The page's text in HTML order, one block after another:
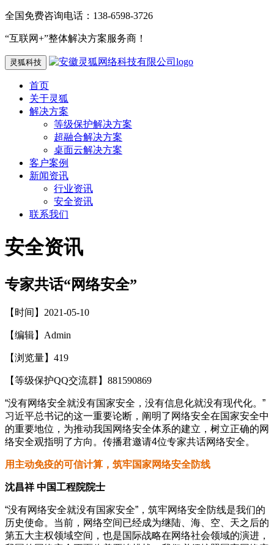
全国免费咨询电话：138-6598-3726
“互联网+”整体解决方案服务商！
灵狐科技
首页
关于灵狐
解决方案
等级保护解决方案
超融合解决方案
桌面云解决方案
客户案例
新闻资讯
行业资讯
安全资讯
联系我们
安全资讯
专家共话“网络安全”
【时间】2021-05-10
【编辑】Admin
【浏览量】 419
【等级保护QQ交流群】881590869
“没有网络安全就没有国家安全，没有信息化就没有现代化。”
习近平总书记的这一重要论断，阐明了网络安全在国家安全中
的重要地位，为推动我国网络安全体系的建立，树立正确的网
络安全观指明了方向。传播君邀请4位专家共话网络安全。
用主动免疫的可信计算，筑牢国家网络安全防线
沈昌祥 中国工程院院士
“没有网络安全就没有国家安全”，筑牢网络安全防线是我们的
历史使命。当前，网络空间已经成为继陆、海、空、天之后的
第五大主权领域空间，也是国际战略在网络社会领域的演进，